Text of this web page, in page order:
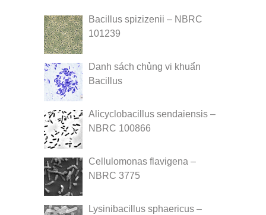
Bacillus spizizenii – NBRC
101239
Danh sách chủng vi khuẩn
Bacillus
Alicyclobacillus sendaiensis –
NBRC 100866
Cellulomonas flavigena –
NBRC 3775
Lysinibacillus sphaericus –